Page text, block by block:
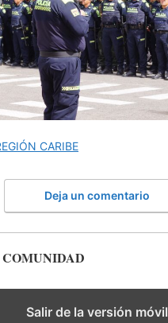
CARIBE
Deja un comentario
Salir de la versión móvil